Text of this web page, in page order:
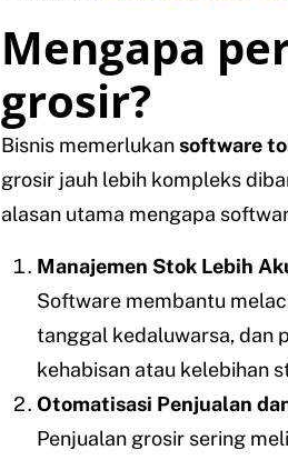
Mengapa
grosir?
Bisnis memerlukansoftware
grosir jauh lebih kompleks
alasan utama mengapa
Manajemen Stok Lebih
Software membantu
tanggal kedaluwarsa, dan
kehabisan atau kelebihan
Otomatisasi Penjualan
Penjualan grosir sering